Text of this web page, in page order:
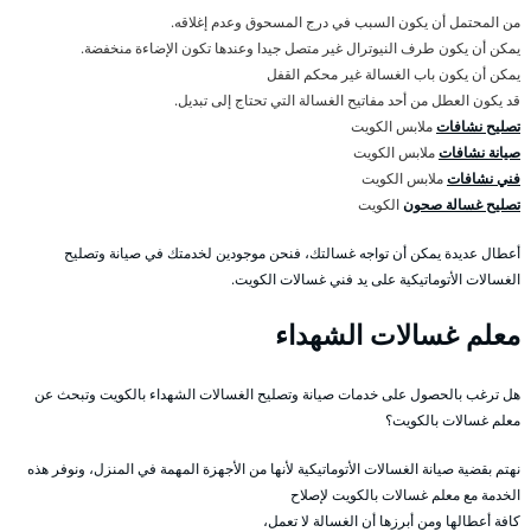
من المحتمل أن يكون السبب في درج المسحوق وعدم إغلاقه.
يمكن أن يكون طرف النيوترال غير متصل جيدا وعندها تكون الإضاءة منخفضة.
يمكن أن يكون باب الغسالة غير محكم القفل
قد يكون العطل من أحد مفاتيح الغسالة التي تحتاج إلى تبديل.
تصليح نشافاتملابس الكويت
صيانة نشافاتملابس الكويت
فني نشافاتملابس الكويت
تصليح غسالة صحونالكويت
أعطال عديدة يمكن أن تواجه غسالتك، فنحن موجودين لخدمتك في صيانة وتصليح
الغسالات الأتوماتيكية على يد فني غسالات الكويت.
معلم غسالات الشهداء
هل ترغب بالحصول على خدمات صيانة وتصليح الغسالات الشهداء بالكويت وتبحث عن
معلم غسالات بالكويت؟
نهتم بقضية صيانة الغسالات الأتوماتيكية لأنها من الأجهزة المهمة في المنزل، ونوفر هذه
الخدمة مع معلم غسالات بالكويت لإصلاح
كافة أعطالها ومن أبرزها أن الغسالة لا تعمل،